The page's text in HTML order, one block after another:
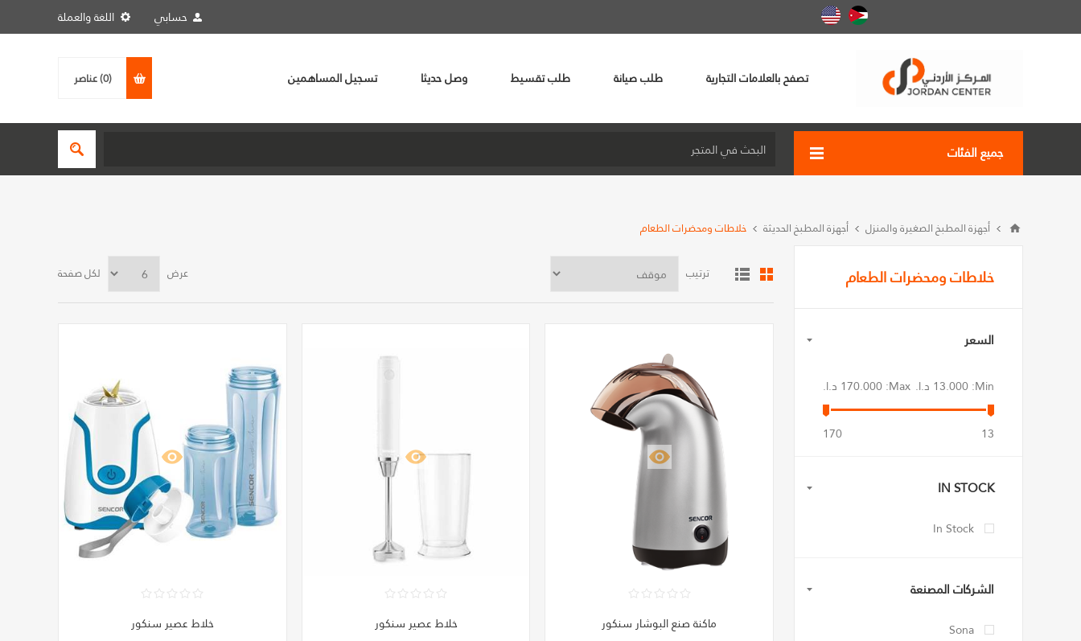
اللغة والعملة حسابي
تصفح بالعلامات التجارية طلب صيانة طلب تقسيط وصل حديثا تسجيل المساهمين (0) عناصر
جميع الفئات
أجهزة المطبخ الصغيرة والمنزل أجهزة المطبخ الحديثة خلاطات ومحضرات الطعام
ترتيب عرض لكل صفحة
ماكنة صنع البوشار سنكور خلاط عصير سنكور خلاط عصير سنكور
خلاطات ومحضرات الطعام
السعر
Min: 13.000 د.ا.‏ Max: 170.000 د.ا.‏
13
170
IN STOCK
In Stock
الشركات المصنعة
Sona